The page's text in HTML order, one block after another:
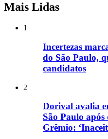
Mais Lidas
1
Incertezas
do São Paulo,
candidatos
2
Dorival avalia
São Paulo
Grêmio: